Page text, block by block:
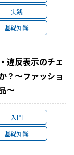
実践
基礎知識
違反表示のチェ
？～ファッショ
～
入門
基礎知識